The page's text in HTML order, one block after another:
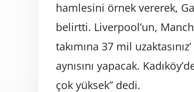
hamlesini örnek vererek,
belirtti. Liverpool’un,
takımına 37 mil
aynısını yapacak.
çok yüksek” dedi.